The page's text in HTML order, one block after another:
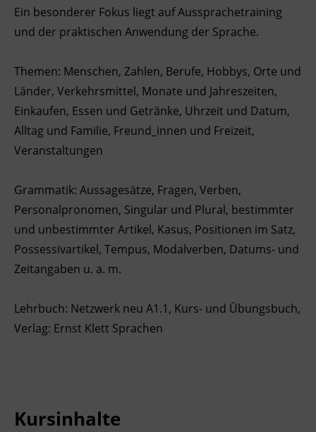
Ingenieurzertifizierung
Deutsch und Integration
Digitales Lernen
BFI Reutte
Ein besonderer Fokus liegt auf Aussprachetraining
und der praktischen Anwendung der Sprache.
Themen: Menschen, Zahlen, Berufe, Hobbys, Orte und
Länder, Verkehrsmittel, Monate und Jahreszeiten,
Einkaufen, Essen und Getränke, Uhrzeit und Datum,
Alltag und Familie, Freund_innen und Freizeit,
Veranstaltungen
Grammatik: Aussagesätze, Fragen, Verben,
Personalpronomen, Singular und Plural, bestimmter
und unbestimmter Artikel, Kasus, Positionen im Satz,
Possessivartikel, Tempus, Modalverben, Datums- und
Zeitangaben u. a. m.
Lehrbuch: Netzwerk neu A1.1, Kurs- und Übungsbuch,
Verlag: Ernst Klett Sprachen
Kursinhalte